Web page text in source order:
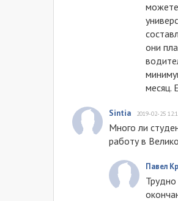
они
месяц.
Sintia 2019-02-25
Много ли
работу в
Павел